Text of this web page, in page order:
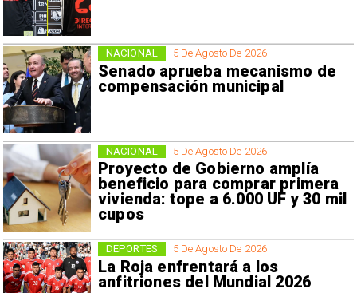
5 De Agosto De 2026
Senado aprueba mecanismo de
compensación municipal
NACIONAL
5 De Agosto De 2026
Proyecto de Gobierno amplía
beneficio para comprar primera
vivienda: tope a 6.000 UF y 30 mil
cupos
NACIONAL
5 De Agosto De 2026
La Roja enfrentará a los
anfitriones del Mundial 2026
DEPORTES